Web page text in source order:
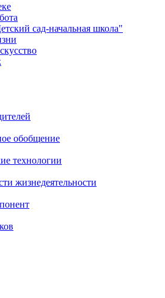
сад-начальная школа"
обобщение
технологии
жизнедеятельности